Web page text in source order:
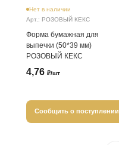
Нет в наличии
Арт.: РОЗОВЫЙ КЕКС
Форма бумажная для
выпечки (50*39 мм)
РОЗОВЫЙ КЕКС
4,76 ₽/шт
Сообщить о поступлении